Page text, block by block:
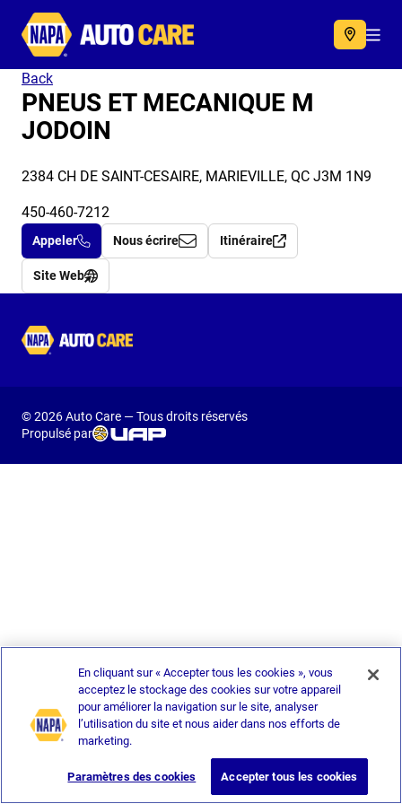
Autocare
Back
PNEUS ET MECANIQUE M
JODOIN
2384 CH DE SAINT-CESAIRE, MARIEVILLE, QC J3M 1N9
450-460-7212
Appeler Nous écrire Itinéraire
Site Web
Autocare
© 2026 Auto Care — Tous droits réservés
Propulsé par
En cliquant sur « Accepter tous les cookies », vous
acceptez le stockage des cookies sur votre appareil
pour améliorer la navigation sur le site, analyser
l’utilisation du site et nous aider dans nos efforts de
marketing.
Paramètres des cookies Accepter tous les cookies